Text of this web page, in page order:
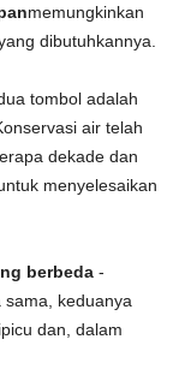
memungkinkan
dibutuhkannya.
tombol adalah
air telah
dekade dan
menyelesaikan
berbeda -
keduanya
dan, dalam